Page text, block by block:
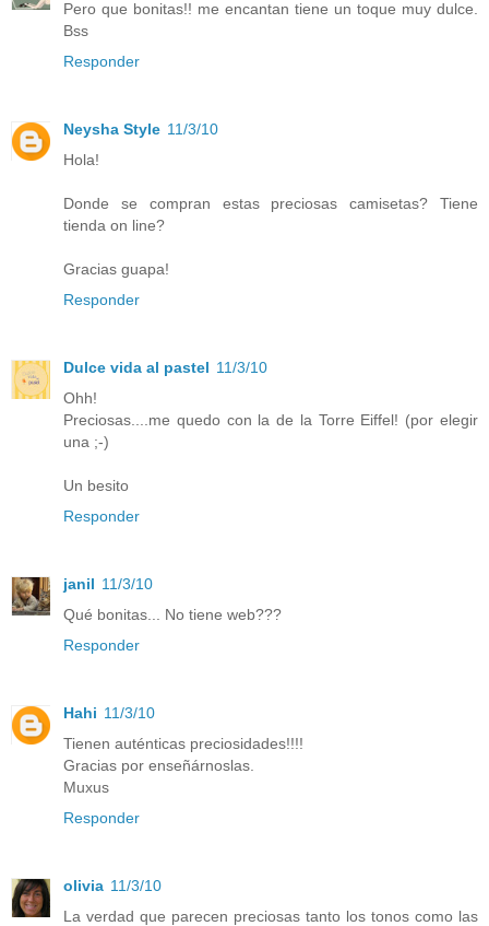
Pero que bonitas!! me encantan tiene un toque muy dulce.
Bss
Responder
Neysha Style 11/3/10
Hola!
Donde se compran estas preciosas camisetas? Tiene
tienda on line?
Gracias guapa!
Responder
Dulce vida al pastel 11/3/10
Ohh!
Preciosas....me quedo con la de la Torre Eiffel! (por elegir
una ;-)
Un besito
Responder
janil 11/3/10
Qué bonitas... No tiene web???
Responder
Hahi 11/3/10
Tienen auténticas preciosidades!!!!
Gracias por enseñárnoslas.
Muxus
Responder
olivia 11/3/10
La verdad que parecen preciosas tanto los tonos como las